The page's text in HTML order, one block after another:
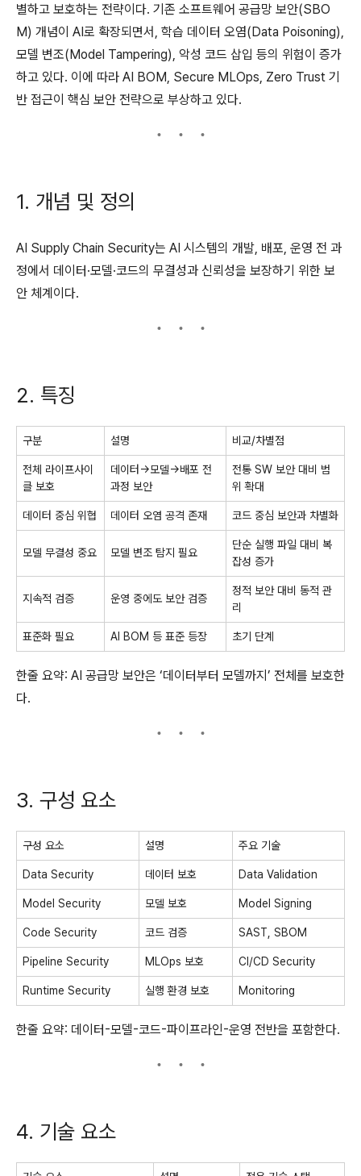
별하고 보호하는 전략이다. 기존 소프트웨어 공급망 보안(SBO
M) 개념이 AI로 확장되면서, 학습 데이터 오염(Data Poisoning),
모델 변조(Model Tampering), 악성 코드 삽입 등의 위험이 증가
하고 있다. 이에 따라 AI BOM, Secure MLOps, Zero Trust 기
반 접근이 핵심 보안 전략으로 부상하고 있다.
1. 개념 및 정의
AI Supply Chain Security는 AI 시스템의 개발, 배포, 운영 전 과
정에서 데이터·모델·코드의 무결성과 신뢰성을 보장하기 위한 보
안 체계이다.
2. 특징
구분 설명 비교/차별점
전체 라이프사이
클 보호
데이터→모델→배포 전
과정 보안
전통 SW 보안 대비 범
위 확대
데이터 중심 위협 데이터 오염 공격 존재 코드 중심 보안과 차별화
모델 무결성 중요 모델 변조 탐지 필요
단순 실행 파일 대비 복
잡성 증가
지속적 검증 운영 중에도 보안 검증
정적 보안 대비 동적 관
리
표준화 필요 AI BOM 등 표준 등장 초기 단계
한줄 요약: AI 공급망 보안은 ‘데이터부터 모델까지’ 전체를 보호한
다.
3. 구성 요소
구성 요소 설명 주요 기술
Data Security 데이터 보호 Data Validation
Model Security 모델 보호 Model Signing
Code Security 코드 검증 SAST, SBOM
Pipeline Security MLOps 보호 CI/CD Security
Runtime Security 실행 환경 보호 Monitoring
한줄 요약: 데이터-모델-코드-파이프라인-운영 전반을 포함한다.
4. 기술 요소